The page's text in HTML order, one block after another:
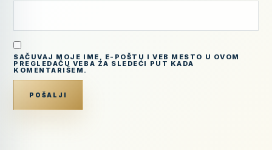
SAČUVAJ MOJE IME, E-POŠTU I VEB MESTO U OVOM
PREGLEDAČU VEBA ZA SLEDEĆI PUT KADA
KOMENTARIŠEM.